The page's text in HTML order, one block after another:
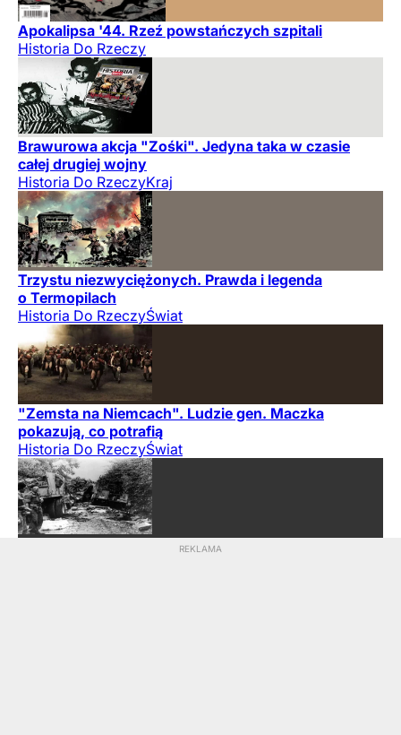
Apokalipsa '44. Rzeź powstańczych szpitali
Historia Do Rzeczy
Brawurowa akcja "Zośki". Jedyna taka w czasie
całej drugiej wojny
Historia Do RzeczyKraj
Trzystu niezwyciężonych. Prawda i legenda
o Termopilach
Historia Do RzeczyŚwiat
"Zemsta na Niemcach". Ludzie gen. Maczka
pokazują, co potrafią
Historia Do RzeczyŚwiat